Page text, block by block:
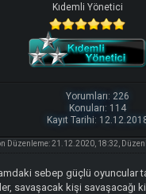
Kıdemli Yönetici
Yorumları: 226
Konuları: 114
Kayıt Tarihi:
Düzenleme: 21.12.2020, 18:32,
sebep güçlü oyuncular
savaşacak kişi savaşacağı